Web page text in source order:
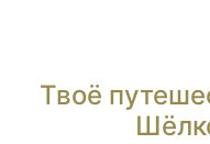
Твоё